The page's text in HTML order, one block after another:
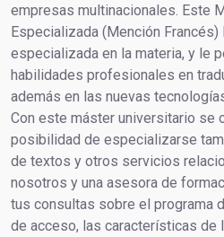
empresas multinacionales. Este
Especializada (Mención
especializada en la materia, y le
habilidades profesionales en
además en las nuevas
Con este máster universitario se
posibilidad de especializarse
de textos y otros servicios
nosotros y una asesora de
tus consultas sobre el programa
de acceso, las características de